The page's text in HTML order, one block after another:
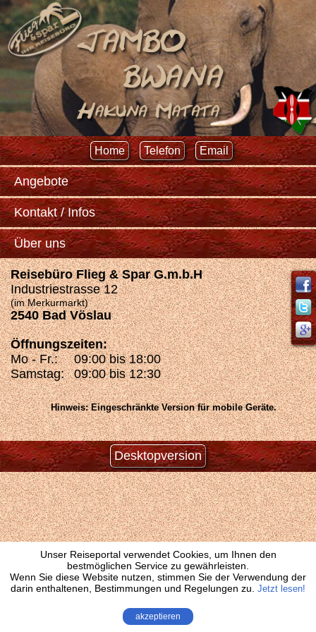
Home Telefon Email
Angebote
Kontakt / Infos
Über uns
Reisebüro Flieg & Spar G.m.b.H
Industriestrasse 12
(im Merkurmarkt)
2540 Bad Vöslau
Öffnungszeiten:
Mo - Fr.:
09:00 bis 18:00
Samstag: 09:00 bis 12:30
Hinweis: Eingeschränkte Version für mobile Geräte.
Desktopversion
Unser Reiseportal verwendet Cookies, um Ihnen den
bestmöglichen Service zu gewährleisten.
Wenn Sie diese Website nutzen, stimmen Sie der Verwendung der
darin enthaltenen, Bestimmungen und Regelungen zu. Jetzt lesen!